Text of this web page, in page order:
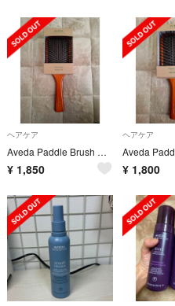
ヘアケア
Aveda Paddle Brush 木製ヘアブラシ レギュラー
¥ 1,850
ヘアケア
¥ 1,800